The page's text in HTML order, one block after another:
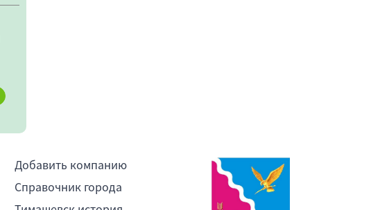
Добавить компанию
Справочник города